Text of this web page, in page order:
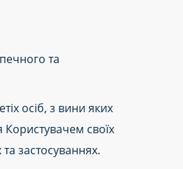
та
осіб, з вини яких
своїх
застосуваннях.